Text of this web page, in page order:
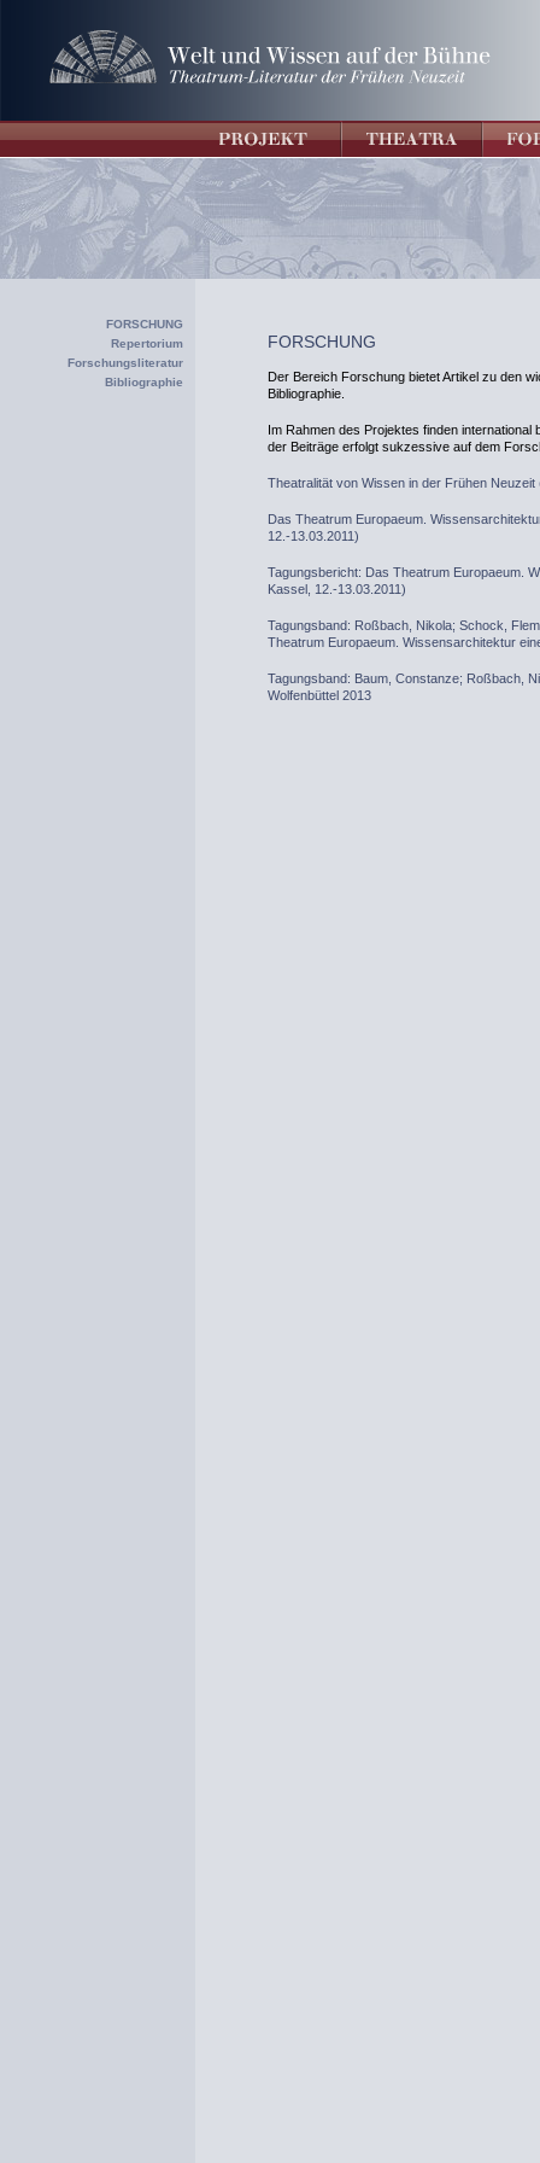
FORSCHUNG
Repertorium
Forschungsliteratur
Bibliographie
FORSCHUNG
Der Bereich Forschung bietet Artikel zu den
Bibliographie.
Im Rahmen des Projektes finden
der Beiträge erfolgt sukzessive auf dem
Theatralität von Wissen in der Frühen
Das Theatrum Europaeum.
12.-13.03.2011)
Tagungsbericht: Das Theatrum Europaeum.
Kassel, 12.-13.03.2011)
Tagungsband: Roßbach, Nikola; Schock,
Theatrum Europaeum. Wissensarchitektur
Tagungsband: Baum, Constanze; Roßbach,
Wolfenbüttel 2013